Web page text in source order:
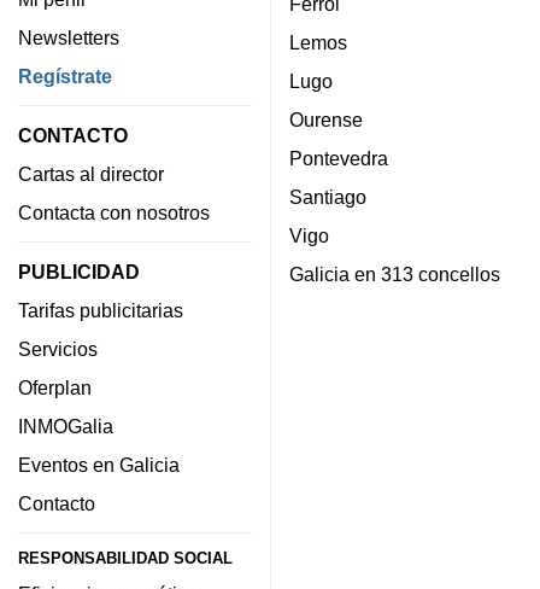
Newsletters
Regístrate
CONTACTO
Cartas al director
Contacta con nosotros
PUBLICIDAD
Tarifas publicitarias
Servicios
Oferplan
INMOGalia
Eventos en Galicia
Contacto
RESPONSABILIDAD SOCIAL
Lemos
Lugo
Ourense
Pontevedra
Santiago
Vigo
Galicia en 313 concellos